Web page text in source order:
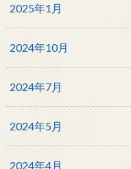
2025年1月
2024年10月
2024年7月
2024年5月
2024年4月